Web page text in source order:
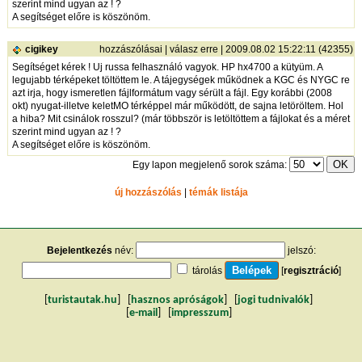
szerint mind ugyan az ! ?
A segítséget előre is köszönöm.
cigikey hozzászólásai |válasz erre | 2009.08.02 15:22:11 (42355)
Segítséget kérek ! Uj russa felhasználó vagyok. HP hx4700 a kütyüm. A
legujabb térképeket töltöttem le. A tájegységek működnek a KGC és NYGC re
azt irja, hogy ismeretlen fájlformátum vagy sérült a fájl. Egy korábbi (2008
okt) nyugat-illetve keletMO térképpel már működött, de sajna letöröltem. Hol
a hiba? Mit csinálok rosszul? (már többször is letöltöttem a fájlokat és a méret
szerint mind ugyan az ! ?
A segítséget előre is köszönöm.
Egy lapon megjelenő sorok száma:
új hozzászólás témák listája
Bejelentkezés név:
jelszó:
tárolás
[regisztráció]
turistautak.hu hasznos apróságok jogi tudnivalók
e-mail impresszum]